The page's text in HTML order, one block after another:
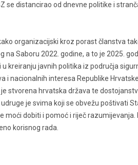
se distancirao od dnevne politike i
organizacijski kroz porast članstva
na Saboru 2022. godine, a to je 2025.
kreiranju javnih politika iz područja
i nacionalnih interesa Republike
stvorena hrvatska država te
je svima koji se obvežu poštivati
moći dobiti i pomoć i riječ
korisnog rada.